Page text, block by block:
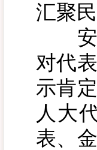
汇聚民
安伟
对代
示肯
人大
表、